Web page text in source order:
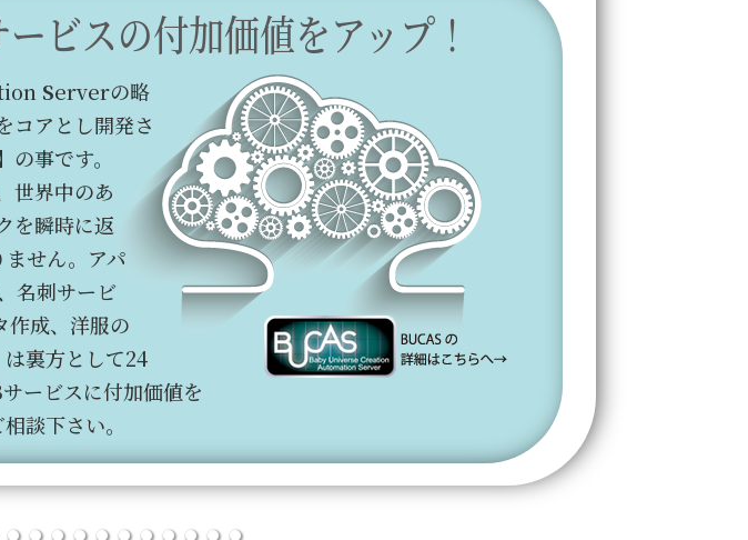
ビスの付加価値をアップ！
Serverの略
コアとし開発さ
事です。
世界中のあ
を瞬時に返
せん。アパ
名刺サービ
作成、洋服の
裏方として24
ービスに付加価値を
談下さい。